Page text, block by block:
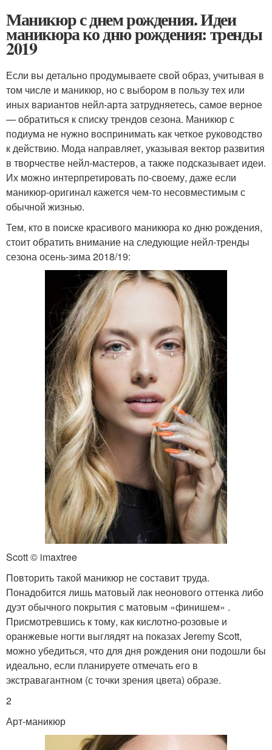
Маникюр с днем рождения. Идеи
маникюра ко дню рождения: тренды
2019
Если вы детально продумываете свой образ, учитывая в
том числе и маникюр, но с выбором в пользу тех или
иных вариантов нейл-арта затрудняетесь, самое верное
— обратиться к списку трендов сезона. Маникюр с
подиума не нужно воспринимать как четкое руководство
к действию. Мода направляет, указывая вектор развития
в творчестве нейл-мастеров, а также подсказывает идеи.
Их можно интерпретировать по-своему, даже если
маникюр-оригинал кажется чем-то несовместимым с
обычной жизнью.
Тем, кто в поиске красивого маникюра ко дню рождения,
стоит обратить внимание на следующие нейл-тренды
сезона осень-зима 2018/19:
Scott © imaxtree
Повторить такой маникюр не составит труда.
Понадобится лишь матовый лак неонового оттенка либо
дуэт обычного покрытия с матовым «финишем» .
Присмотревшись к тому, как кислотно-розовые и
оранжевые ногти выглядят на показах Jeremy Scott,
можно убедиться, что для дня рождения они подошли бы
идеально, если планируете отмечать его в
экстравагантном (с точки зрения цвета) образе.
2
Арт-маникюр